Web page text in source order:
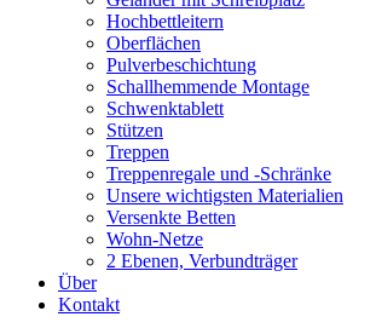
Hochbettleitern
Oberflächen
Pulverbeschichtung
Schallhemmende Montage
Schwenktablett
Stützen
Treppen
Treppenregale und -Schränke
Unsere wichtigsten Materialien
Versenkte Betten
Wohn-Netze
2 Ebenen, Verbundträger
Über
Kontakt